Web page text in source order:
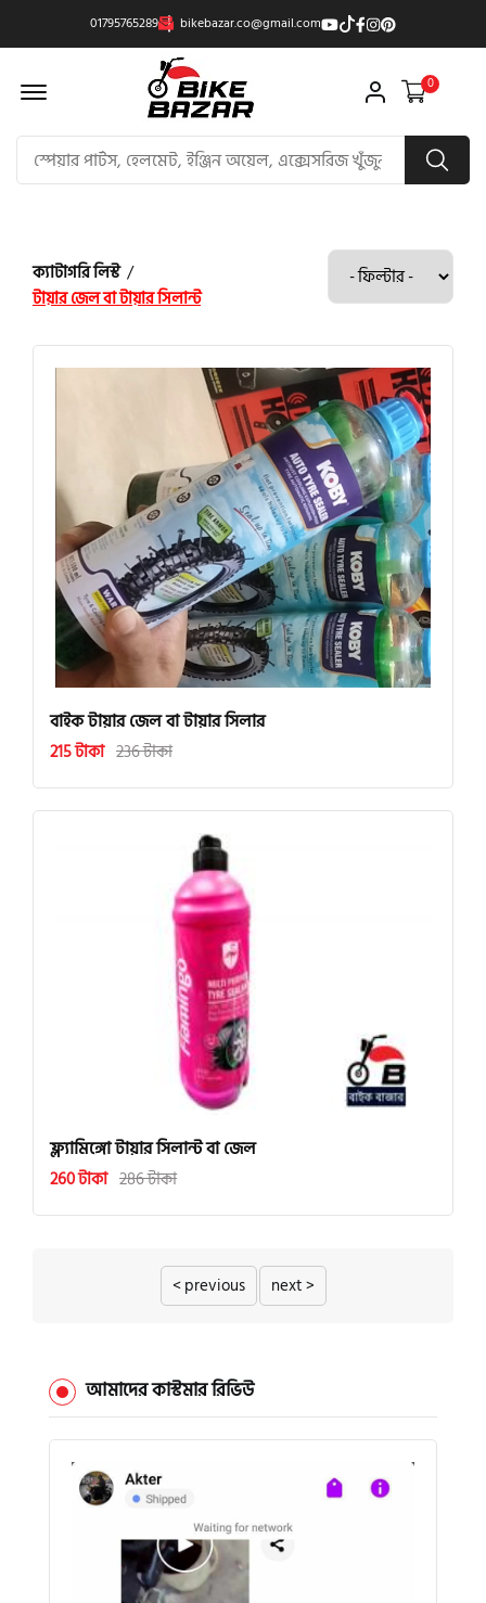
01795765289 bikebazar.co@gmail.com
Offcanvas Menu Open 0
ক্যাটাগরি লিস্ট/
টায়ার জেল বা টায়ার সিলান্ট
বাইক টায়ার জেল বা টায়ার সিলার
215 টাকা 236 টাকা
ফ্ল্যামিঙ্গো টায়ার সিলান্ট বা জেল
260 টাকা 286 টাকা
< previous next >
আমাদের কাস্টমার রিভিউ